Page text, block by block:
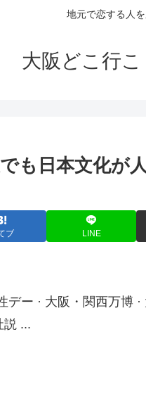
地元で恋する人
大阪どこ行
も日本文化が
ブ LINE
ー · 大阪・関西万博 ·
説 ...